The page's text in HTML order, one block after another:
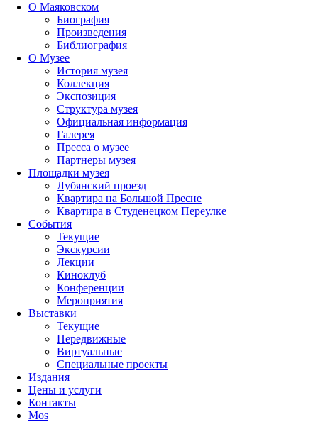
О Маяковском
Биография
Произведения
Библиография
О Музее
История музея
Коллекция
Экспозиция
Структура музея
Официальная информация
Галерея
Пресса о музее
Партнеры музея
Площадки музея
Лубянский проезд
Квартира на Большой Пресне
Квартира в Студенецком Переулке
События
Текущие
Экскурсии
Лекции
Киноклуб
Конференции
Мероприятия
Выставки
Текущие
Передвижные
Виртуальные
Специальные проекты
Издания
Цены и услуги
Контакты
Mos